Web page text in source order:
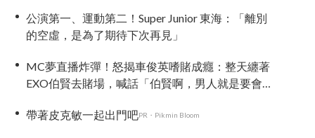
公演第一、運動第二！Super Junior 東海：「離別
的空虛，是為了期待下次再見」
MC夢直播炸彈！怒揭車俊英嗜賭成癮：整天纏著
EXO伯賢去賭場，喊話「伯賢啊，男人就是要會
帶著皮克敏一起出門吧PR・Pikmin Bloom